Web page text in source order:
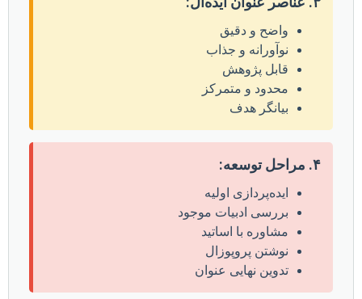
واضح و دقیق
نوآورانه و جذاب
قابل پژوهش
محدود و متمرکز
بیانگر هدف
۴. مراحل توسعه:
ایده‌پردازی اولیه
بررسی ادبیات موجود
مشاوره با اساتید
نوشتن پروپوزال
تدوین نهایی عنوان